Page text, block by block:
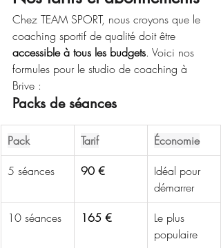
Chez TEAM SPORT, nous croyons que le
coaching sportif de qualité doit être
accessible à tous les budgets. Voici nos
formules pour le studio de coaching à
Brive :
Packs de séances
Pack Tarif
Économie
5 séances
90 €
Idéal pour
démarrer
10 séances
165 €
Le plus
populaire